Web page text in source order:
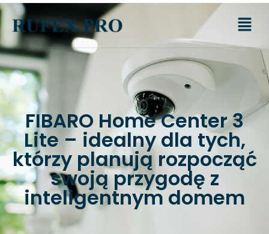
FIBARO Home Center 3
Lite – idealny dla tych,
którzy planują rozpocząć
swoją przygodę z
inteligentnym domem